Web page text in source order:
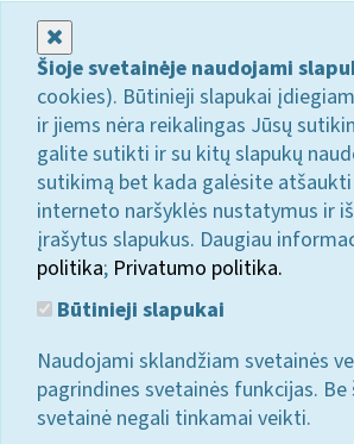
Šioje svetainėje naudojami
cookies). Būtinieji slapukai
ir jiems nėra reikalingas Jūsų
galite sutikti ir su kitų slapukų
sutikimą bet kada galėsite
interneto naršyklės nustatymus ir
įrašytus slapukus. Daugiau
politika; Privatumo politika.
Būtinieji slapukai
Naudojami sklandžiam svetainės
pagrindines svetainės funkcijas. Be
svetainė negali tinkamai veikti.